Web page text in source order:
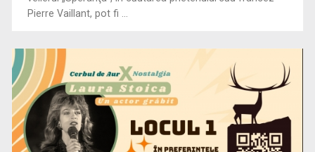
„Dansatoarea din umbră”, un thriller psihologic despre
loialitate și ...
Pierre Vaillant, pot fi ...